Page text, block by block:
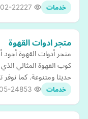
خدمات 22
متجر ادوات القهوة
متجر أدوات القهوة
كوب القهوة المثالي
حديثا ومتنوعة. كما
خدمات 24